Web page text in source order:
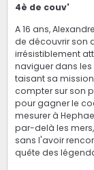
4è de couv'
A 16 ans,
de découvrir son
irrésistiblement
naviguer dans
taisant sa
compter sur son
pour gagner le
mesurer à
par-delà les
sans l'avoir
quête des